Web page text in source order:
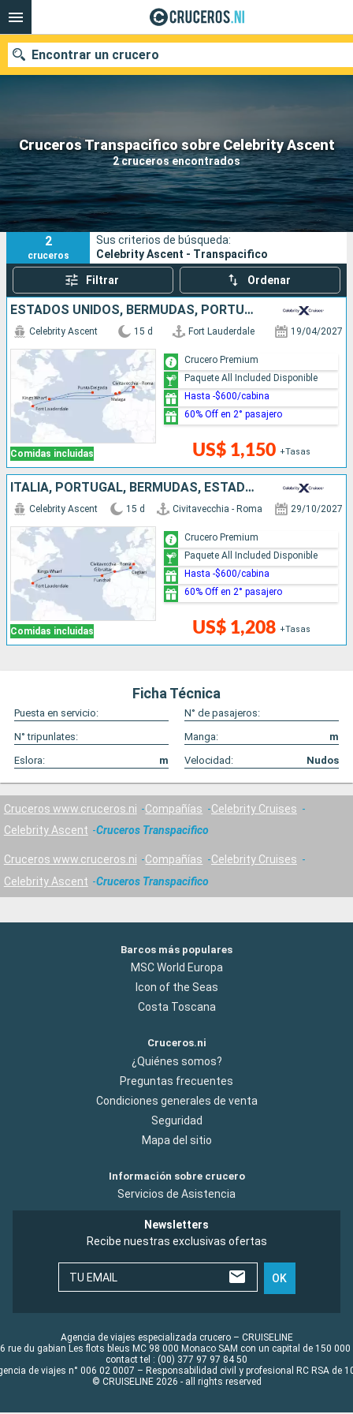
Cruceros Transpacifico sobre Celebrity Ascent
2 cruceros encontrados
Encontrar un crucero
Nuestros destinos
Fecha de salida
Puertos Compañías
Buscar
2
cruceros
Sus criterios de búsqueda:
Celebrity Ascent - Transpacifico
Filtrar Ordenar
ESTADOS UNIDOS, BERMUDAS, PORTUGAL, ESPAÑA, ITALIA
Comidas incluidas
Celebrity Ascent 15 d Fort Lauderdale 19/04/2027
US$ 1,150 +Tasas
Crucero Premium
Paquete All Included Disponible
Hasta -$600/cabina
60% Off en 2° pasajero
ITALIA, PORTUGAL, BERMUDAS, ESTADOS UNIDOS
Comidas incluidas
Celebrity Ascent 15 d Civitavecchia - Roma 29/10/2027
US$ 1,208 +Tasas
Crucero Premium
Paquete All Included Disponible
Hasta -$600/cabina
60% Off en 2° pasajero
Ficha Técnica
Puesta en servicio:
N° de pasajeros:
N° tripunlates:
Manga:
m
Eslora:
m Velocidad: Nudos
Cruceros www.cruceros.ni Compañías
Celebrity Cruises
Celebrity Ascent
Cruceros Transpacifico
Cruceros www.cruceros.ni Compañías
Celebrity Cruises
Celebrity Ascent
Cruceros Transpacifico
Barcos más populares
MSC World Europa
Icon of the Seas
Costa Toscana
Cruceros.ni
¿Quiénes somos?
Preguntas frecuentes
Condiciones generales de venta
Seguridad
Mapa del sitio
Información sobre crucero
Servicios de Asistencia
Newsletters
Recibe nuestras exclusivas ofertas
TU EMAIL OK
Agencia de viajes especializada crucero – CRUISELINE
rue du gabian Les flots bleus MC 98 000 Monaco SAM con un capital de 150 000
contact tel : (00) 377 97 97 84 50
de viajes n° 006 02 0007 – Responsabilidad civil y profesional RC RSA de
© CRUISELINE 2026 - all rights reserved